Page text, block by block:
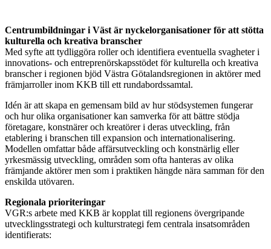
Centrumbildningar i Väst är nyckelorganisationer för att stötta
kulturella och kreativa branscher
Med syfte att tydliggöra roller och identifiera eventuella svagheter i
innovations- och entreprenörskapsstödet för kulturella och kreativa
branscher i regionen bjöd Västra Götalandsregionen in aktörer med
främjarroller inom KKB till ett rundabordssamtal.
Idén är att skapa en gemensam bild av hur stödsystemen fungerar
och hur olika organisationer kan samverka för att bättre stödja
företagare, konstnärer och kreatörer i deras utveckling, från
etablering i branschen till expansion och internationalisering.
Modellen omfattar både affärsutveckling och konstnärlig eller
yrkesmässig utveckling, områden som ofta hanteras av olika
främjande aktörer men som i praktiken hängde nära samman för den
enskilda utövaren.
Regionala prioriteringar
VGR:s arbete med KKB är kopplat till regionens övergripande
utvecklingsstrategi och kulturstrategi fem centrala insatsområden
identifierats: